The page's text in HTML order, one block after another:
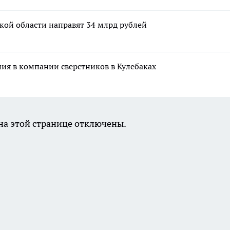
области направят 34 млрд рублей
в компании сверстников в Кулебаках
этой странице отключены.